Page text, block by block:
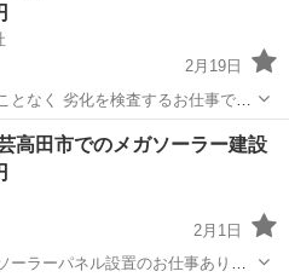
2月19日
となく 劣化を検査するお仕事で
験
高田市でのメガソーラー建設
2月1日
ーラーパネル設置のお仕事ありま